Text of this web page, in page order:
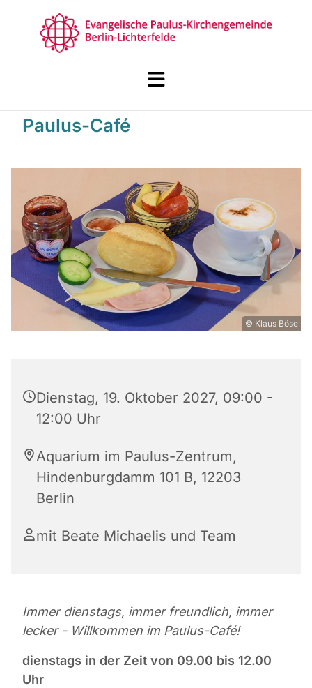
Paulus-Café
© Klaus Böse
Dienstag, 19. Oktober 2027, 09:00 -
12:00 Uhr
Aquarium im Paulus-Zentrum,
Hindenburgdamm 101 B, 12203
Berlin
mit Beate Michaelis und Team
Immer dienstags, immer freundlich, immer
lecker - Willkommen im Paulus-Café!
dienstags in der Zeit von 09.00 bis 12.00
Uhr